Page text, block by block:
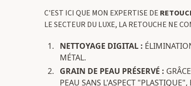
C'EST ICI QUE MON EXPERTISE DE
LE SECTEUR DU LUXE, LA RETOUCHE NE
NETTOYAGE DIGITAL :
MÉTAL.
GRAIN DE PEAU PRÉSERVÉ :
PEAU SANS L'ASPECT "PLASTIQUE",